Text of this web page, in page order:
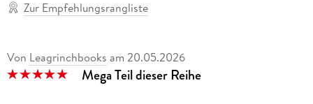
Zur Empfehlungsrangliste
Von Leagrinchbooks am 20.05.2026
Mega Teil dieser Reihe